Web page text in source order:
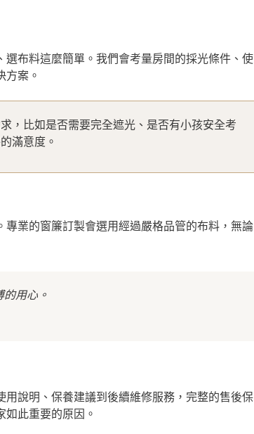
布料這麼簡單。我們會考量房間的採光條件、使
方案。
，比如是否需要完全遮光、是否有小孩安全考
滿意度。
業的窗簾訂製會選用經過嚴格品管的布料，無論
用心。
說明、保養建議到後續維修服務，完整的售後保
如此重要的原因。